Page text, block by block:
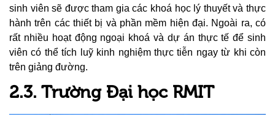
sinh viên sẽ được tham gia các khoá học lý thuyết và thực
hành trên các thiết bị và phần mềm hiện đại. Ngoài ra, có
rất nhiều hoạt động ngoại khoá và dự án thực tế để sinh
viên có thể tích luỹ kinh nghiệm thực tiễn ngay từ khi còn
trên giảng đường.
2.3. Trường Đại học RMIT